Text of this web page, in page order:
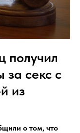
получил
за секс с
из
о том, что